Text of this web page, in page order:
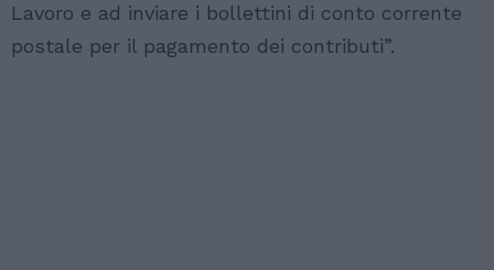
Lavoro e ad inviare i bollettini di conto corrente
postale per il pagamento dei contributi”.